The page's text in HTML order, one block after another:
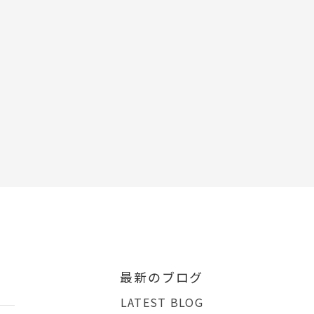
最新のブログ
LATEST BLOG